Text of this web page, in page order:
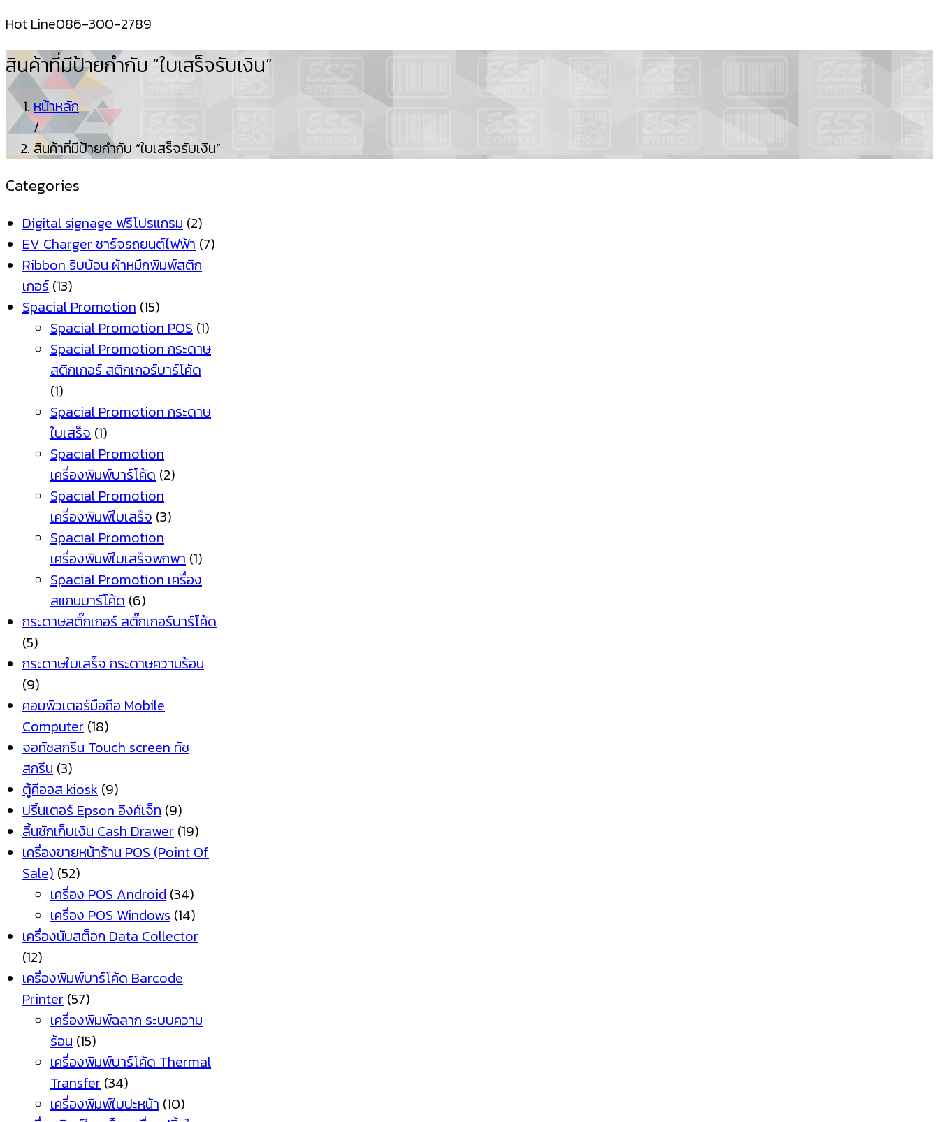
Hot Line086-300-2789
สินค้าที่มีป้ายกำกับ “ใบเสร็จรับเงิน”
หน้าหลัก
/
สินค้าที่มีป้ายกำกับ “ใบเสร็จรับเงิน”
Categories
Digital signage ฟรีโปรแกรม (2)
EV Charger ชาร์จรถยนต์ไฟฟ้า (7)
Ribbon ริบบ้อน ผ้าหมึกพิมพ์สติก
เกอร์ (13)
Spacial Promotion (15)
Spacial Promotion POS (1)
Spacial Promotion กระดาษ
สติกเกอร์ สติกเกอร์บาร์โค้ด
(1)
Spacial Promotion กระดาษ
ใบเสร็จ (1)
Spacial Promotion
เครื่องพิมพ์บาร์โค้ด (2)
Spacial Promotion
เครื่องพิมพ์ใบเสร็จ (3)
Spacial Promotion
เครื่องพิมพ์ใบเสร็จพกพา (1)
Spacial Promotion เครื่อง
สแกนบาร์โค้ด (6)
กระดาษสติ๊กเกอร์ สติ๊กเกอร์บาร์โค้ด
(5)
กระดาษใบเสร็จ กระดาษความร้อน
(9)
คอมพิวเตอร์มือถือ Mobile
Computer (18)
จอทัชสกรีน Touch screen ทัช
สกรีน (3)
ตู้คีออส kiosk (9)
ปริ้นเตอร์ Epson อิงค์เจ็ท (9)
ลิ้นชักเก็บเงิน Cash Drawer (19)
เครื่องขายหน้าร้าน POS (Point Of
Sale) (52)
เครื่อง POS Android (34)
เครื่อง POS Windows (14)
เครื่องนับสต็อก Data Collector
(12)
เครื่องพิมพ์บาร์โค้ด Barcode
Printer (57)
เครื่องพิมพ์ฉลาก ระบบความ
ร้อน (15)
เครื่องพิมพ์บาร์โค้ด Thermal
Transfer (34)
เครื่องพิมพ์ใบปะหน้า (10)